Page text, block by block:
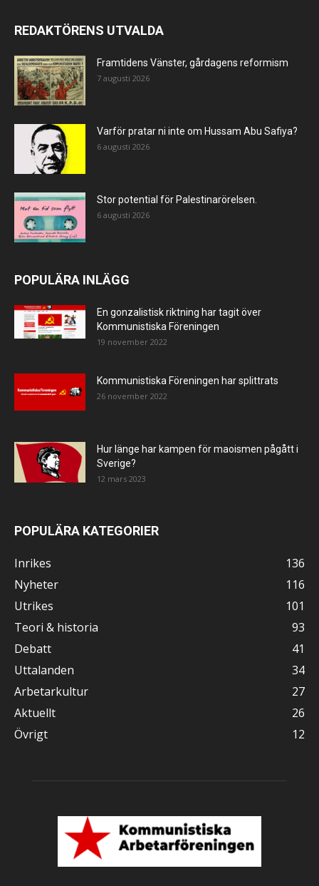
REDAKTÖRENS UTVALDA
Framtidens Vänster, gårdagens reformism
7 augusti 2026
Varför pratar ni inte om Hussam Abu Safiya?
6 augusti 2026
Stor potential för Palestinarörelsen.
6 augusti 2026
POPULÄRA INLÄGG
En gonzalistisk riktning har tagit över
Kommunistiska Föreningen
19 november 2022
Kommunistiska Föreningen har splittrats
26 november 2022
Hur länge har kampen för maoismen pågått i
Sverige?
12 mars 2023
POPULÄRA KATEGORIER
Inrikes
136
Nyheter
116
Utrikes
101
Teori & historia
93
Debatt
41
Uttalanden
34
Arbetarkultur
27
Aktuellt
26
Övrigt
12